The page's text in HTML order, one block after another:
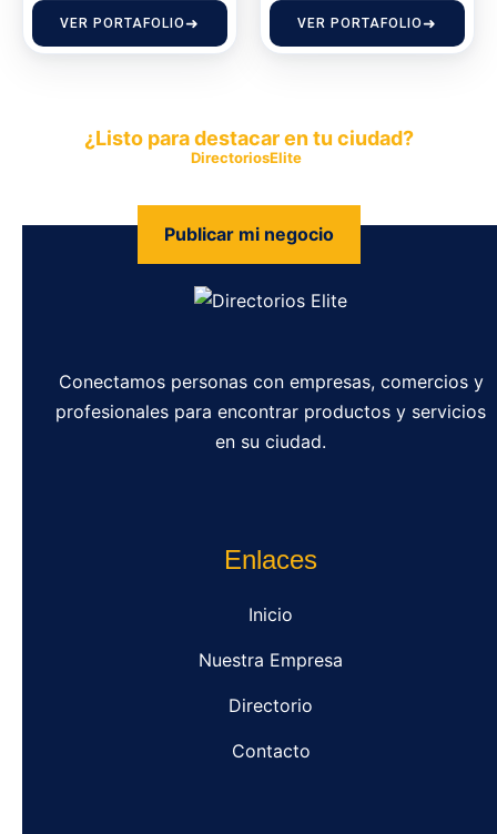
VER PORTAFOLIO VER PORTAFOLIO
¿Listo para destacar en tu ciudad?
DirectoriosElite
Publicar mi negocio
Conectamos personas con empresas, comercios y
profesionales para encontrar productos y servicios
en su ciudad.
Enlaces
Inicio
Nuestra Empresa
Directorio
Contacto